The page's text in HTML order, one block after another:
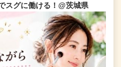
スグに働ける！@茨城県